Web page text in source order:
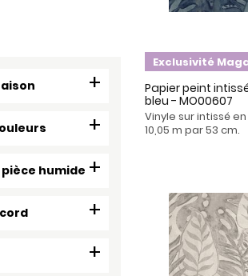
humide
Exclusivité
Papier peint
bleu - MO00607
Vinyle sur intissé
10,05 m par 53 cm.